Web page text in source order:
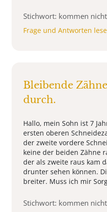
Stichwort: kommen nicht
Frage und Antworten
Bleibende
durch.
Hallo, mein Sohn ist 7
ersten oberen
der zweite vordere
keine der beiden Zähne
der als zweite raus kam
drunter sehen können.
breiter. Muss ich mir
Stichwort: kommen nicht